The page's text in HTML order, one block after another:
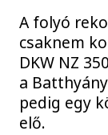
A folyó
csaknem
DKW NZ
a
pedig egy
elő.